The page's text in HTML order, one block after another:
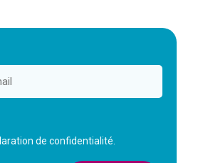
de confidentialité.